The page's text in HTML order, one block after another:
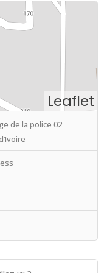
Leaflet
de la police 02